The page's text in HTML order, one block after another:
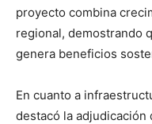
proyecto combina
regional, demostrando
genera beneficios
En cuanto a
destacó la adjudicación